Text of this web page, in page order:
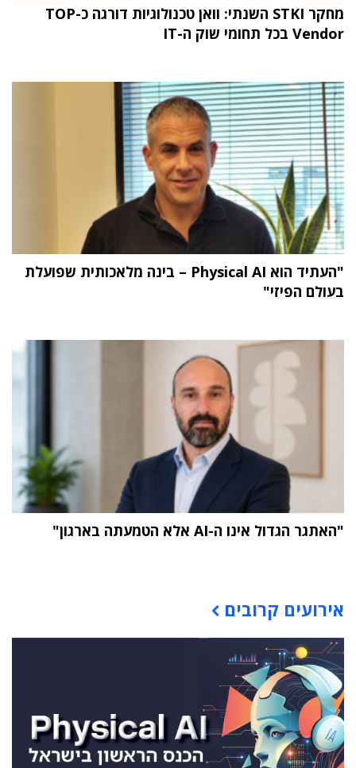
מחקר STKI השנתי: וואן טכנולוגיות דורגה כ-TOP
Vendor בכל תחומי שוק ה-IT
"העתיד הוא Physical AI – בינה מלאכותית שפועלת
בעולם הפיזי"
"האתגר הגדול אינו ה-AI אלא הטמעתה בארגון"
אירועים קרובים